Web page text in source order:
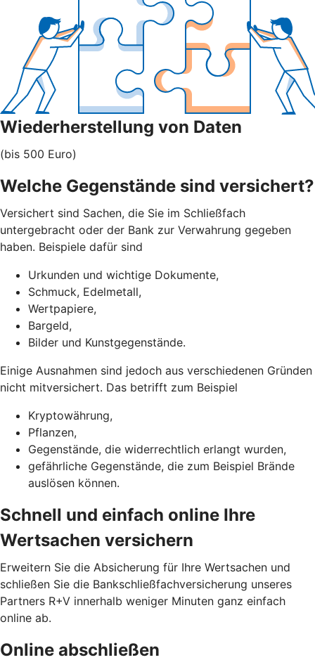
Wiederherstellung von Daten
(bis 500 Euro)
Welche Gegenstände sind versichert?
Versichert sind Sachen, die Sie im Schließfach
untergebracht oder der Bank zur Verwahrung gegeben
haben. Beispiele dafür sind
Urkunden und wichtige Dokumente,
Schmuck, Edelmetall,
Wertpapiere,
Bargeld,
Bilder und Kunstgegenstände.
Einige Ausnahmen sind jedoch aus verschiedenen Gründen
nicht mitversichert. Das betrifft zum Beispiel
Kryptowährung,
Pflanzen,
Gegenstände, die widerrechtlich erlangt wurden,
gefährliche Gegenstände, die zum Beispiel Brände
auslösen können.
Schnell und einfach online Ihre
Wertsachen versichern
Erweitern Sie die Absicherung für Ihre Wertsachen und
schließen Sie die Bankschließfachversicherung unseres
Partners R+V innerhalb weniger Minuten ganz einfach
online ab.
Online abschließen